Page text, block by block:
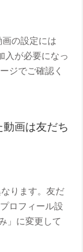
の設定には
入が必要になっ
ジでご確認く
画は友だち
ります。友だ
ロフィール設
」に変更して